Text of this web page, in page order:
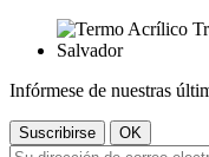
Infórmese de nuestras